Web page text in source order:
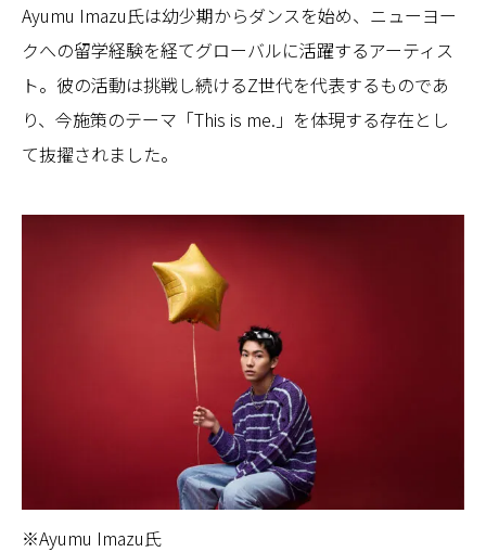
Ayumu Imazu氏は幼少期からダンスを始め、ニューヨー
クへの留学経験を経てグローバルに活躍するアーティス
ト。彼の活動は挑戦し続けるZ世代を代表するものであ
り、今施策のテーマ「This is me.」を体現する存在とし
て抜擢されました。
※Ayumu Imazu氏